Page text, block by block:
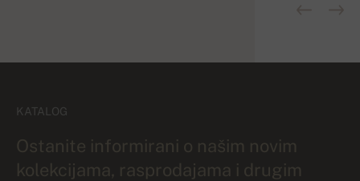
KATALOG
Ostanite informirani o našim novim
kolekcijama, rasprodajama i drugim